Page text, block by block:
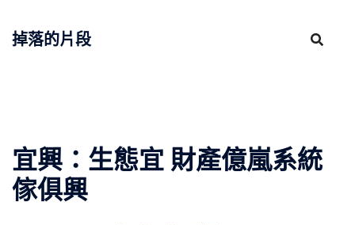
掉落的片段
宜興：生態宜 財產億嵐系統
傢俱興